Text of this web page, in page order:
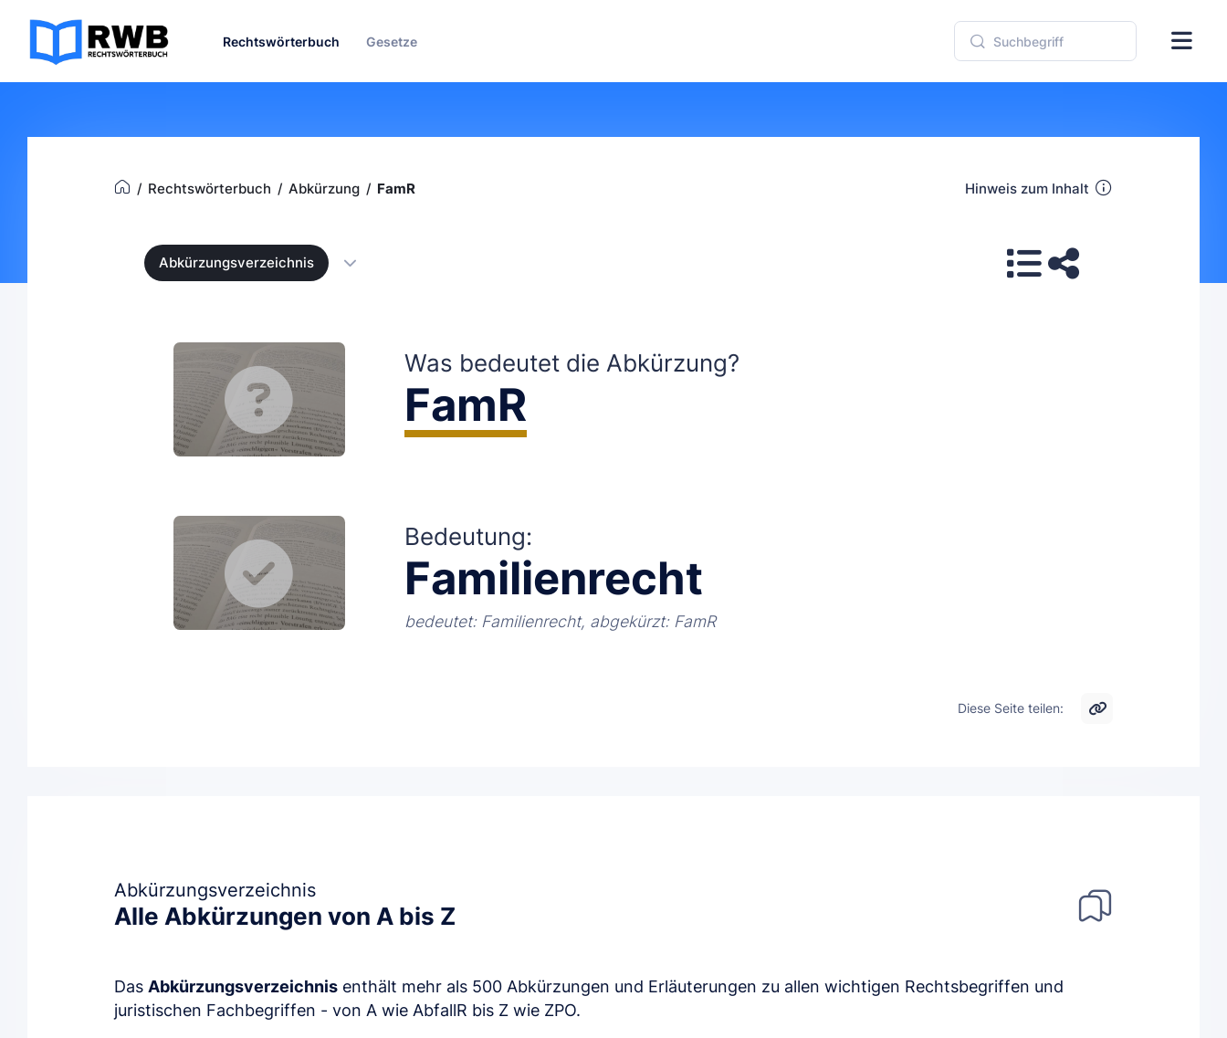
Rechtswörterbuch Gesetze
Rechtswörterbuch Abkürzung FamR Hinweis zum Inhalt
Abkürzungsverzeichnis
Was bedeutet die Abkürzung?
FamR
Bedeutung:
Familienrecht
bedeutet: Familienrecht, abgekürzt: FamR
Diese Seite teilen:
Abkürzungsverzeichnis
Alle Abkürzungen von A bis Z
Das Abkürzungsverzeichnis enthält mehr als 500 Abkürzungen und Erläuterungen zu allen wichtigen Rechtsbegriffen und
juristischen Fachbegriffen - von A wie AbfallR bis Z wie ZPO.